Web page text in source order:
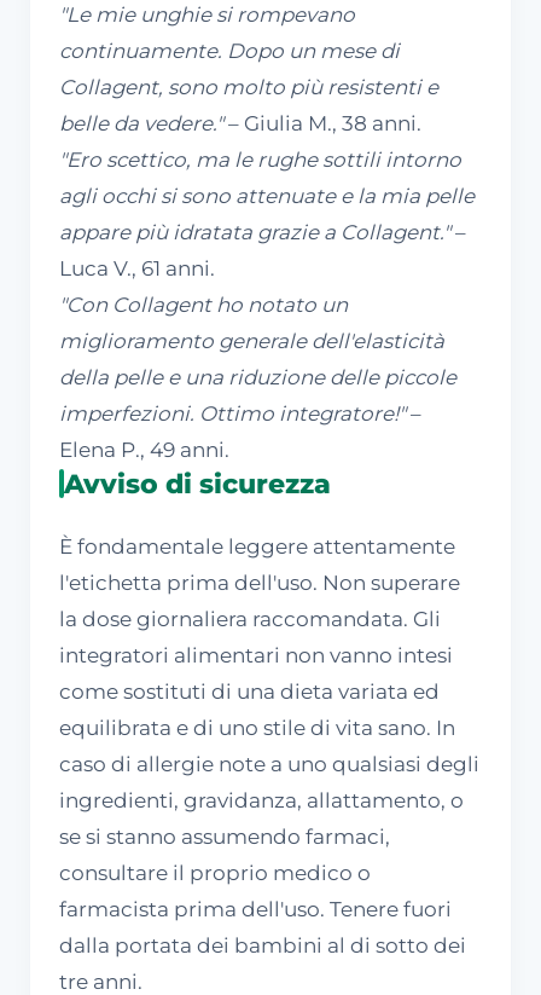
"Le mie unghie si rompevano
continuamente. Dopo un mese di
Collagent, sono molto più resistenti e
belle da vedere."– Giulia M., 38 anni.
"Ero scettico, ma le rughe sottili intorno
agli occhi si sono attenuate e la mia pelle
appare più idratata grazie a Collagent."–
Luca V., 61 anni.
"Con Collagent ho notato un
miglioramento generale dell'elasticità
della pelle e una riduzione delle piccole
imperfezioni. Ottimo integratore!"–
Elena P., 49 anni.
Avviso di sicurezza
È fondamentale leggere attentamente
l'etichetta prima dell'uso. Non superare
la dose giornaliera raccomandata. Gli
integratori alimentari non vanno intesi
come sostituti di una dieta variata ed
equilibrata e di uno stile di vita sano. In
caso di allergie note a uno qualsiasi degli
ingredienti, gravidanza, allattamento, o
se si stanno assumendo farmaci,
consultare il proprio medico o
farmacista prima dell'uso. Tenere fuori
dalla portata dei bambini al di sotto dei
tre anni.